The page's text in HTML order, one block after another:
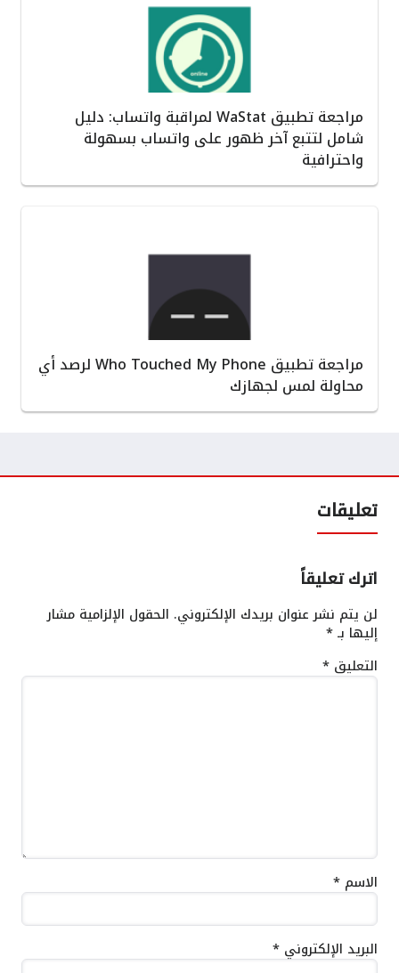
مراجعة تطبيق WaStat لمراقبة واتساب: دليل
شامل لتتبع آخر ظهور على واتساب بسهولة
واحترافية
مراجعة تطبيق Who Touched My Phone لرصد أي
محاولة لمس لجهازك
تعليقات
اترك تعليقاً
لن يتم نشر عنوان بريدك الإلكتروني. الحقول الإلزامية مشار
إليها بـ*
التعليق *
الاسم *
البريد الإلكتروني *